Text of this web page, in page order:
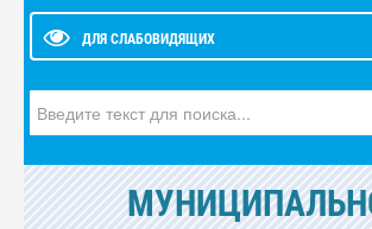
ДЛЯ СЛАБОВИДЯЩИХ